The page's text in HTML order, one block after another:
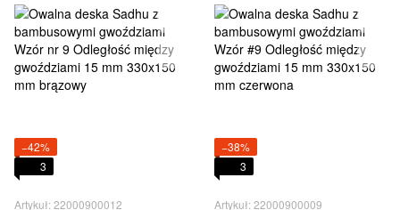
−42%
3
Artykuł: 22000900012
−38%
3
Artykuł: 22000900009